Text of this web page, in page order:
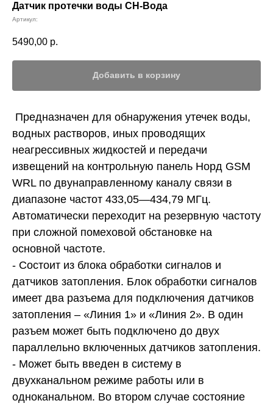
Датчик протечки воды СН-Вода
Артикул:
5490,00 р.
Добавить в корзину
Предназначен для обнаружения утечек воды,
водных растворов, иных проводящих
неагрессивных жидкостей и передачи
извещений на контрольную панель Норд GSM
WRL по двунаправленному каналу связи в
диапазоне частот 433,05—434,79 МГц.
Автоматически переходит на резервную частоту
при сложной помеховой обстановке на
основной частоте.
- Состоит из блока обработки сигналов и
датчиков затопления. Блок обработки сигналов
имеет два разъема для подключения датчиков
затопления – «Линия 1» и «Линия 2». В один
разъем может быть подключено до двух
параллельно включенных датчиков затопления.
- Может быть введен в систему в
двухканальном режиме работы или в
одноканальном. Во втором случае состояние